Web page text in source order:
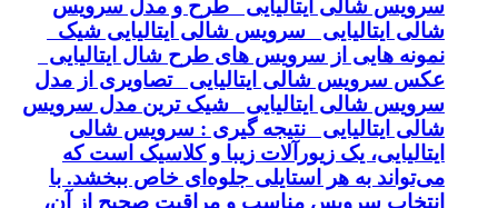
سرویس شالی ایتالیایی طرح و مدل سرویس
شالی ایتالیایی سرویس شالی ایتالیایی شیک
نمونه هایی از سرویس های طرح شال ایتالیایی
عکس سرویس شالی ایتالیایی تصاویری از مدل
سرویس شالی ایتالیایی شیک ترین مدل سرویس
شالی ایتالیایی نتیجه گیری : سرویس شالی
ایتالیایی، یک زیورآلات زیبا و کلاسیک است که
می‌تواند به هر استایلی جلوه‌ای خاص ببخشد. با
انتخاب سرویس مناسب و مراقبت صحیح از آن،